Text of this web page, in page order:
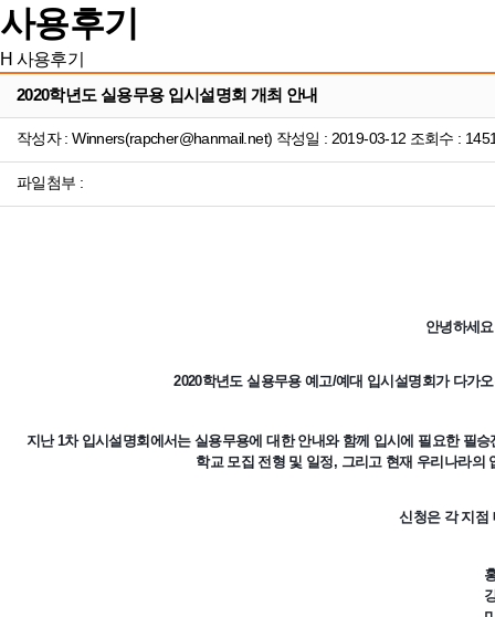
사용후기
H 사용후기
2020학년도 실용무용 입시설명회 개최 안내
작성자 : Winners(rapcher@hanmail.net) 작성일 : 2019-03-12 조회수 :
파일첨부 :
안녕하세
2020학년도 실용무용 예고/예대 입시설명회가 다가
지난 1차 입시설명회에서는 실용무용에 대한 안내와 함께 입시에 필요한 필
학교 모집 전형 및 일정, 그리고 현재 우리나라의
신청은 각 지점